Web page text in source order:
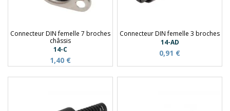
Connecteur DIN femelle 7 broches
châssis
14-C
1,40 €
Connecteur DIN femelle 3 broches
14-AD
0,91 €